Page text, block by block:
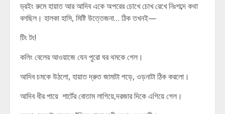
ড্রইং রুমে হায়াত আর আদিব একে অপরের চোখে চোখ রেখে নিঃশব্দে কথা
বলছিল। হালকা হাসি, মিষ্টি উত্তেজনা… ঠিক তখনই—
টিং টং!
কলিং বেলের আওয়াজে যেন পুরো ঘর থমকে গেল।
আদিব চমকে উঠলো, হায়াত দ্রুত জামাটা পড়ে, ওড়নাটা ঠিক করলো।
আদিব ধীর পায়ে শার্টের বোতাম লাগিয়ে,দরজার দিকে এগিয়ে গেল।